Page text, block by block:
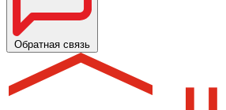
Обратная связь